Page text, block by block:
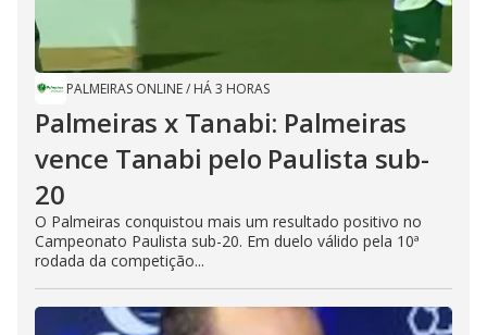
PALMEIRAS ONLINE/ HÁ 3 HORAS
Palmeiras x Tanabi: Palmeiras
vence Tanabi pelo Paulista sub-
20
O Palmeiras conquistou mais um resultado positivo no
Campeonato Paulista sub-20. Em duelo válido pela 10ª
rodada da competição...